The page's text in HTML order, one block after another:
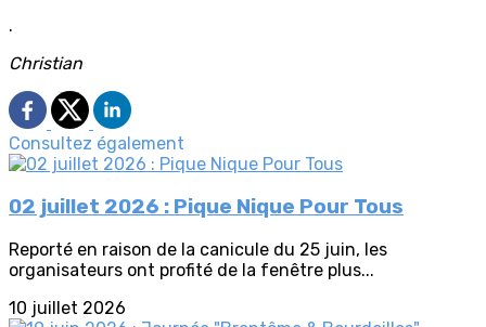
.
Christian
Consultez également
02 juillet 2026 : Pique Nique Pour Tous
Reporté en raison de la canicule du 25 juin, les
organisateurs ont profité de la fenêtre plus...
10 juillet 2026